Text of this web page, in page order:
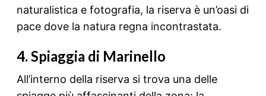
naturalistica e fotografia, la riserva è un’oasi di
pace dove la natura regna incontrastata.
4. Spiaggia di Marinello
All’interno della riserva si trova una delle